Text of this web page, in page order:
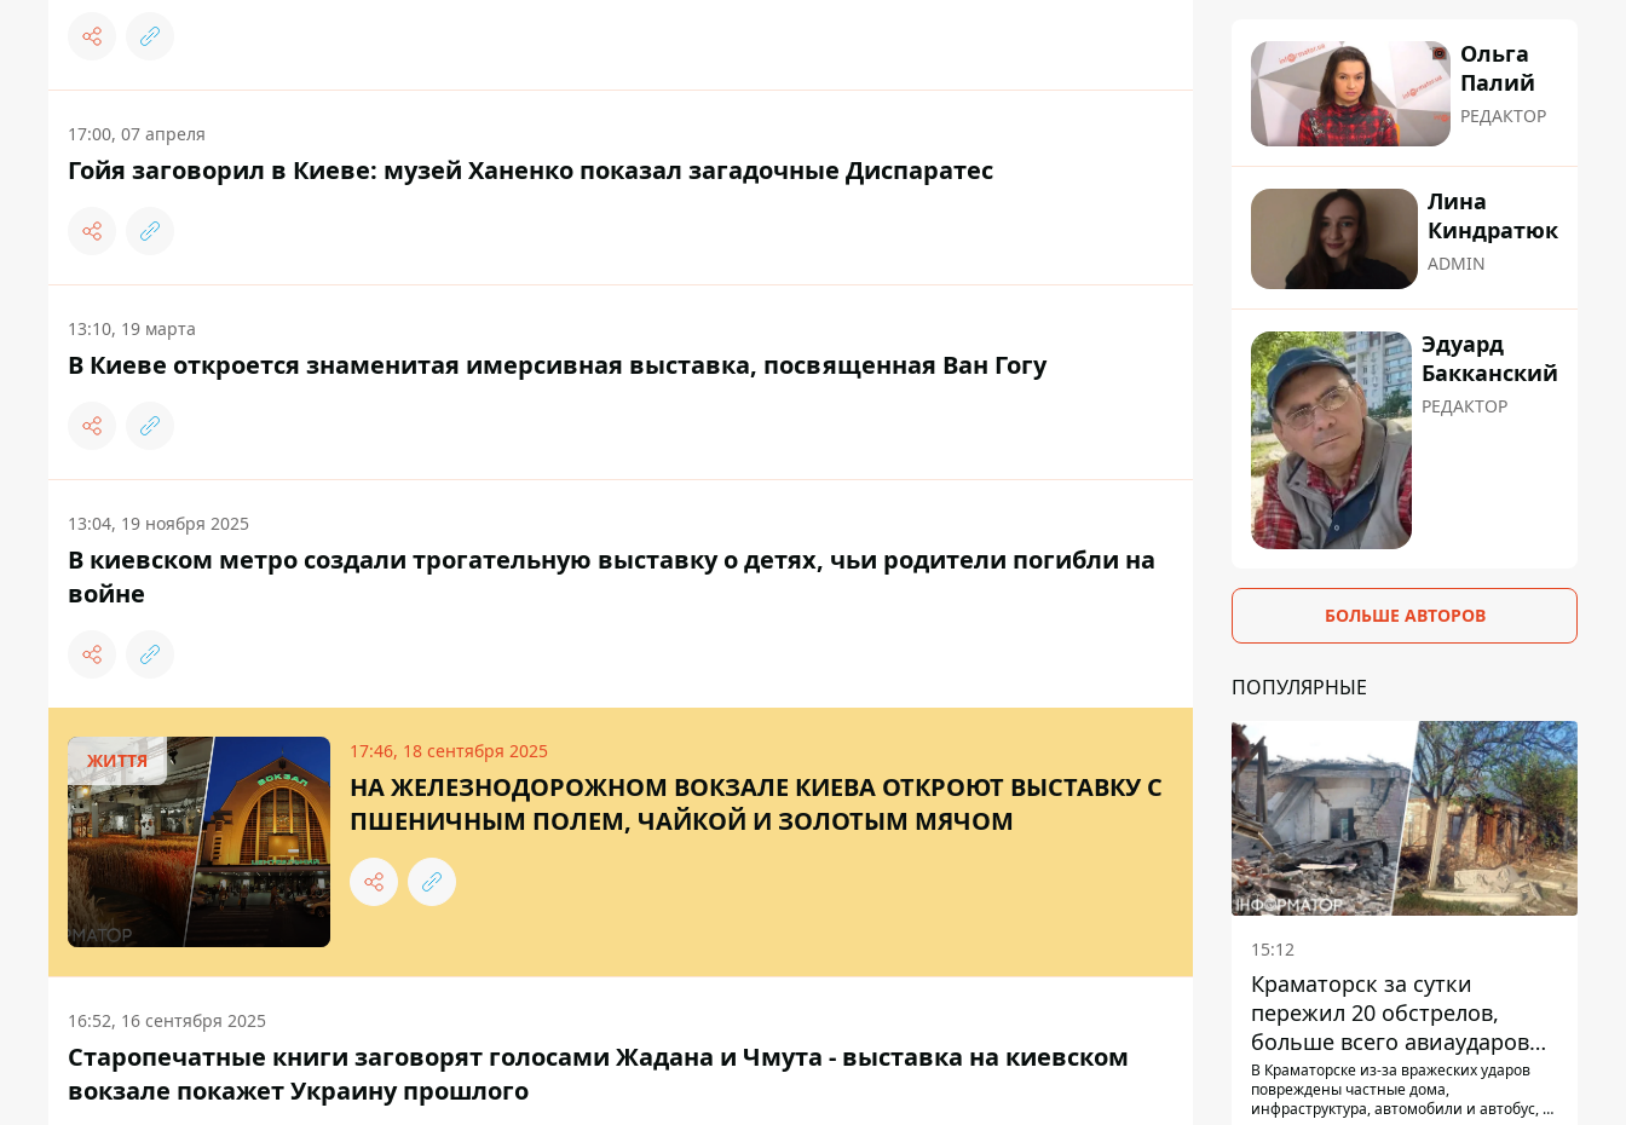
17:00, 07 апреля
Гойя заговорил в Киеве: музей Ханенко показал загадочные Диспаратес
13:10, 19 марта
В Киеве откроется знаменитая имерсивная выставка, посвященная Ван Гогу
13:04, 19 ноября 2025
В киевском метро создали трогательную выставку о детях, чьи родители погибли на
войне
ЖИТТЯ 17:46, 18 сентября 2025
НА ЖЕЛЕЗНОДОРОЖНОМ ВОКЗАЛЕ КИЕВА ОТКРОЮТ ВЫСТАВКУ С
ПШЕНИЧНЫМ ПОЛЕМ, ЧАЙКОЙ И ЗОЛОТЫМ МЯЧОМ
16:52, 16 сентября 2025
Старопечатные книги заговорят голосами Жадана и Чмута - выставка на киевском
вокзале покажет Украину прошлого
Ольга
Палий
РЕДАКТОР
Лина
Киндратюк
ADMIN
Эдуард
Бакканский
РЕДАКТОР
БОЛЬШЕ АВТОРОВ
ПОПУЛЯРНЫЕ
15:12
Краматорск за сутки
пережил 20 обстрелов,
больше всего авиаударов
КАБ-250
В Краматорске из-за вражеских ударов
повреждены частные дома,
инфраструктура, автомобили и автобус, а